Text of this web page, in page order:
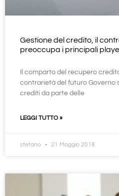
Gestione del credito, il
preoccupa i principali
Il comparto del recupero
contrarietà del futuro Governo
crediti da parte delle
LEGGI TUTTO »
stefano 21 Maggio 2018